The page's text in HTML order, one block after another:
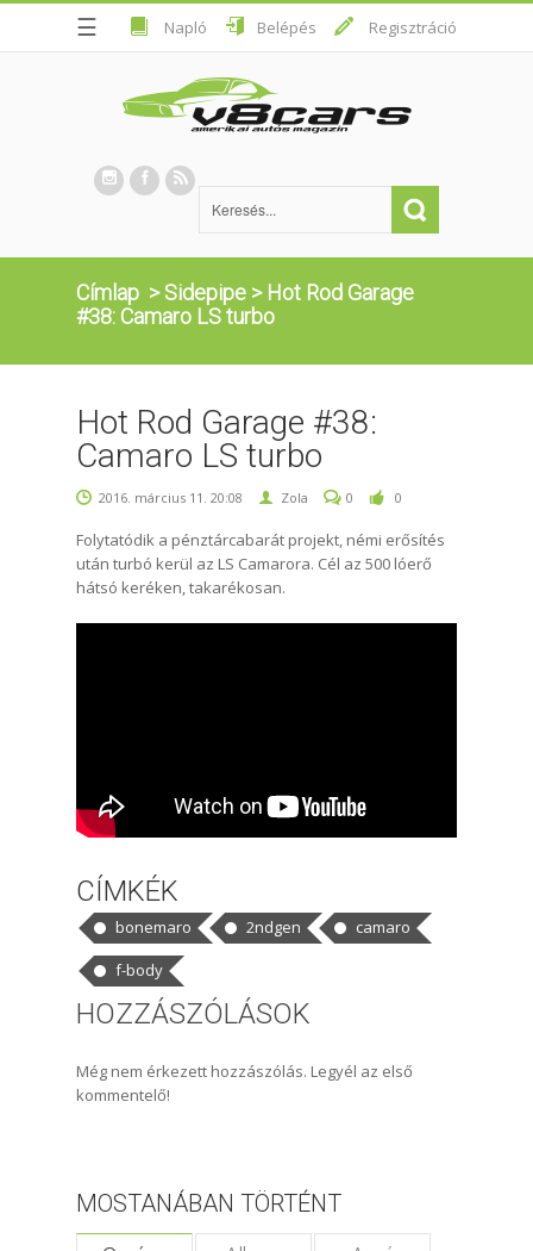
☰ Napló Belépés Regisztráció
Címlap >Sidepipe > Hot Rod Garage
#38: Camaro LS turbo
Hot Rod Garage #38:
Camaro LS turbo
2016. március 11. 20:08 Zola 0 0
Folytatódik a pénztárcabarát projekt, némi erősítés
után turbó kerül az LS Camarora. Cél az 500 lóerő
hátsó keréken, takarékosan.
CÍMKÉK
bonemaro 2ndgen
camaro
f-body
HOZZÁSZÓLÁSOK
Még nem érkezett hozzászólás. Legyél az első
kommentelő!
MOSTANÁBAN TÖRTÉNT